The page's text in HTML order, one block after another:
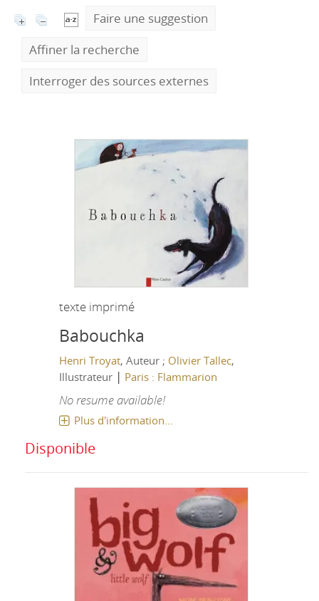
Faire une suggestion
Affiner la recherche
Interroger des sources externes
texte imprimé
Babouchka
Henri Troyat, Auteur ; Olivier Tallec,
Illustrateur | Paris : Flammarion
No resume available!
Plus d'information...
Disponible